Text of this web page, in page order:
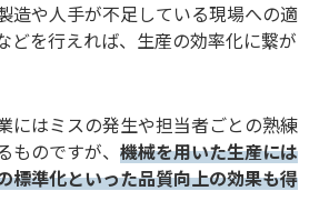
造や人手が不足している現場への適
どを行えれば、生産の効率化に繋が
にはミスの発生や担当者ごとの熟練
ものですが、 機械を用いた生産には
標準化といった品質向上の効果も得